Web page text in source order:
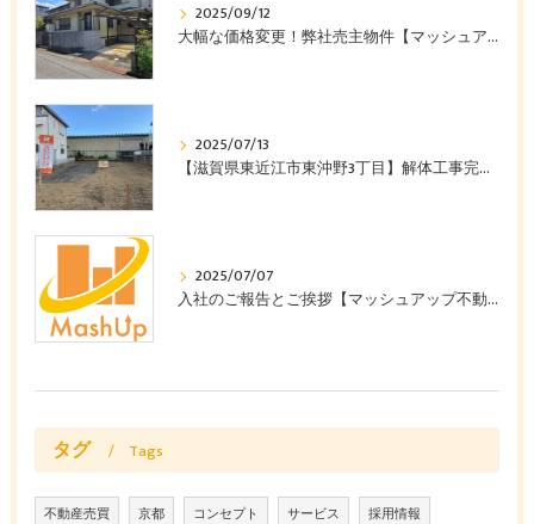
2025/09/12
大幅な価格変更！弊社売主物件【マッシュアップ不動産販売株式会社】
2025/07/13
【滋賀県東近江市東沖野3丁目】解体工事完了＆価格改定で販売スタート！
2025/07/07
入社のご報告とご挨拶【マッシュアップ不動産販売株式会社】
タグ Tags
不動産売買 京都 コンセプト サービス 採用情報